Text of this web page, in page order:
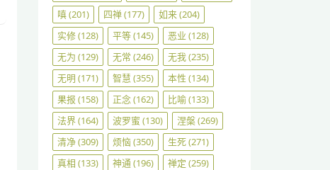
嗔(201) 四禅(177) 如来(204)
实修(128) 平等(145) 恶业 (128)
无为 (129) 无常 (246) 无我(235)
无明 (171) 智慧 (355) 本性 (134)
果报 (158) 正念(162) 比喻(133)
法界(164) 波罗蜜 (130) 涅槃(269)
清净(309) 烦恼(350) 生死(271)
真相 (133) 神通 (196) 禅定 (259)